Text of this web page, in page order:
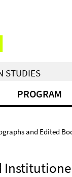
STUDIES
PROGRAM
and Edited